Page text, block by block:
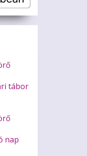
tábor
nap